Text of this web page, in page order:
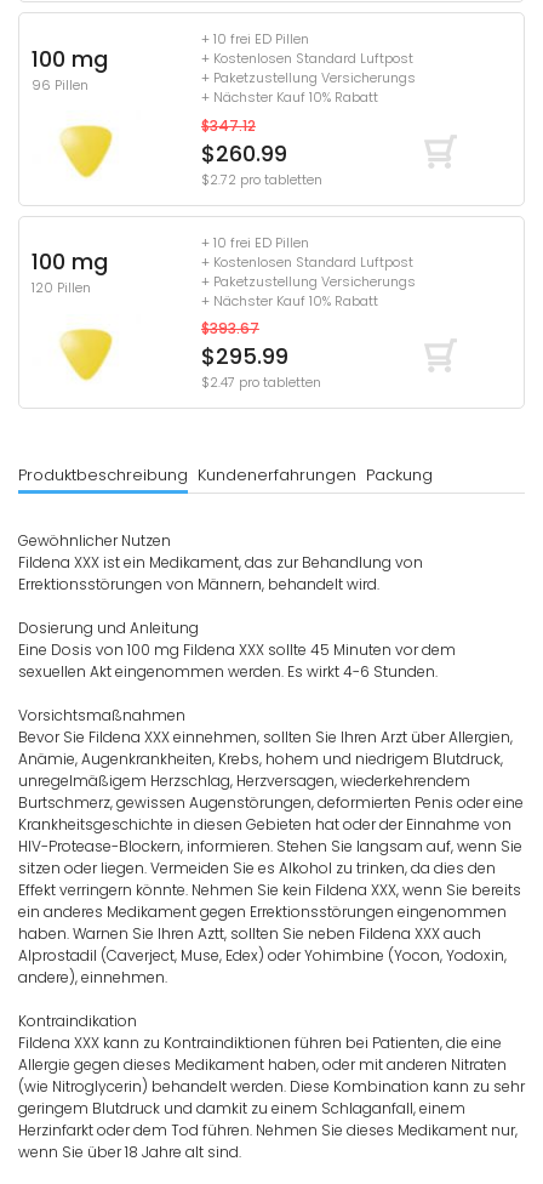
100 mg
96 Pillen
+ 10 frei ED Pillen
+ Kostenlosen Standard Luftpost
+ Paketzustellung Versicherungs
+ Nächster Kauf 10% Rabatt
$347.12
$260.99
$2.72 pro tabletten
100 mg
120 Pillen
+ 10 frei ED Pillen
+ Kostenlosen Standard Luftpost
+ Paketzustellung Versicherungs
+ Nächster Kauf 10% Rabatt
$393.67
$295.99
$2.47 pro tabletten
Produktbeschreibung Kundenerfahrungen Packung
Gewöhnlicher Nutzen
Fildena XXX ist ein Medikament, das zur Behandlung von
Errektionsstörungen von Männern, behandelt wird.
Dosierung und Anleitung
Eine Dosis von 100 mg Fildena XXX sollte 45 Minuten vor dem
sexuellen Akt eingenommen werden. Es wirkt 4-6 Stunden.
Vorsichtsmaßnahmen
Bevor Sie Fildena XXX einnehmen, sollten Sie Ihren Arzt über Allergien,
Anämie, Augenkrankheiten, Krebs, hohem und niedrigem Blutdruck,
unregelmäßigem Herzschlag, Herzversagen, wiederkehrendem
Burtschmerz, gewissen Augenstörungen, deformierten Penis oder eine
Krankheitsgeschichte in diesen Gebieten hat oder der Einnahme von
HIV-Protease-Blockern, informieren. Stehen Sie langsam auf, wenn Sie
sitzen oder liegen. Vermeiden Sie es Alkohol zu trinken, da dies den
Effekt verringern könnte. Nehmen Sie kein Fildena XXX, wenn Sie bereits
ein anderes Medikament gegen Errektionsstörungen eingenommen
haben. Warnen Sie Ihren Aztt, sollten Sie neben Fildena XXX auch
Alprostadil (Caverject, Muse, Edex) oder Yohimbine (Yocon, Yodoxin,
andere), einnehmen.
Kontraindikation
Fildena XXX kann zu Kontraindiktionen führen bei Patienten, die eine
Allergie gegen dieses Medikament haben, oder mit anderen Nitraten
(wie Nitroglycerin) behandelt werden. Diese Kombination kann zu sehr
geringem Blutdruck und damkit zu einem Schlaganfall, einem
Herzinfarkt oder dem Tod führen. Nehmen Sie dieses Medikament nur,
wenn Sie über 18 Jahre alt sind.